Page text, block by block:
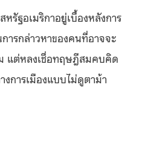
หรัฐอเมริกาอยู่เบื้องหลังการ
ารกล่าวหาของคนที่อาจจะ
แต่หลงเชื่อทฤษฎีสมคบคิด
การเมืองแบบไม่ดูตาม้า